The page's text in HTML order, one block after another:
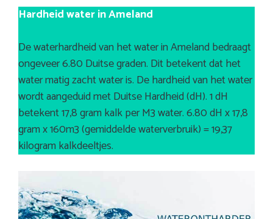
Hardheid water in Ameland
De waterhardheid van het water in Ameland bedraagt
ongeveer 6.80 Duitse graden. Dit betekent dat het
water matig zacht water is. De hardheid van het water
wordt aangeduid met Duitse Hardheid (dH). 1 dH
betekent 17,8 gram kalk per M3 water. 6.80 dH x 17,8
gram x 160m3 (gemiddelde waterverbruik) = 19,37
kilogram kalkdeeltjes.